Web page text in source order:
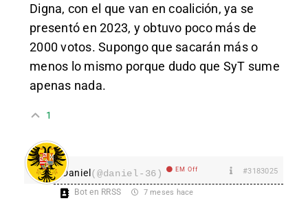
Digna, con el que van en coalición, ya se
presentó en 2023, y obtuvo poco más de
2000 votos. Supongo que sacarán más o
menos lo mismo porque dudo que SyT sume
apenas nada.
1
Daniel(@daniel-36) EM Off #3183025
Bot en RRSS 7 meses hace